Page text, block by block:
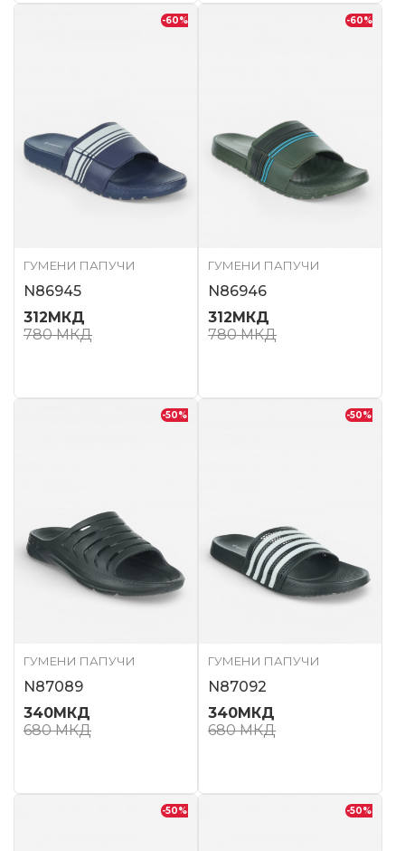
-60%
ГУМЕНИ ПАПУЧИ
N86945
312МКД
780МКД
-60%
ГУМЕНИ ПАПУЧИ
N86946
312МКД
780МКД
-50%
ГУМЕНИ ПАПУЧИ
N87089
340МКД
680МКД
-50%
ГУМЕНИ ПАПУЧИ
N87092
340МКД
680МКД
-50% -50%